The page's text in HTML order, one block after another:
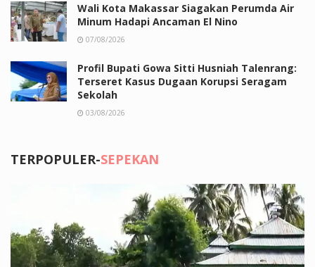
Wali Kota Makassar Siagakan Perumda Air
Minum Hadapi Ancaman El Nino
07/08/2026
Profil Bupati Gowa Sitti Husniah Talenrang:
Terseret Kasus Dugaan Korupsi Seragam
Sekolah
03/08/2026
TERPOPULER-SEPEKAN